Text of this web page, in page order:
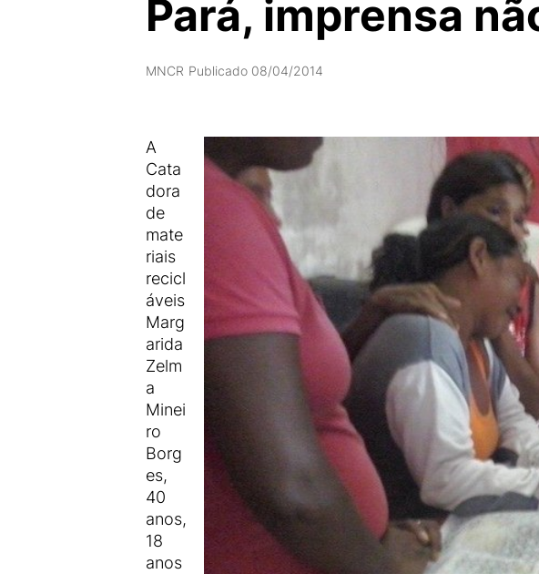
Pará, imprensa
MNCR Publicado 08/04/2014
A
Cata
dora
de
mate
riais
recicl
áveis
Marg
arida
Zelm
a
Minei
ro
Borg
es,
40
anos,
18
anos